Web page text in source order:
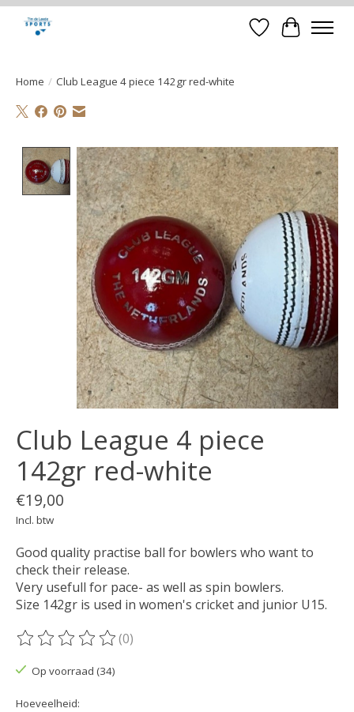
Verlanglijst
Home / Club League 4 piece 142gr red-white
Product image slideshow Items
Club League 4 piece
142gr red-white
€19,00
Incl. btw
Good quality practise ball for bowlers who want to
check their release.
Very usefull for pace- as well as spin bowlers.
Size 142gr is used in women's cricket and junior U15.
De beoordeling van dit product is
(0)
Op voorraad (34)
Hoeveelheid: